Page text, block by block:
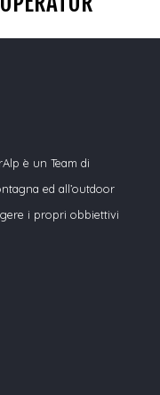
è un Team di
ed all’outdoor
i propri obbiettivi